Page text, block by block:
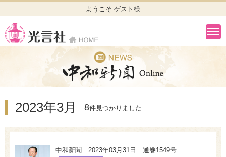
ようこそ ゲスト様
2023年3月 8件見つかりました
中和新聞 2023年03月31日 通巻1549号